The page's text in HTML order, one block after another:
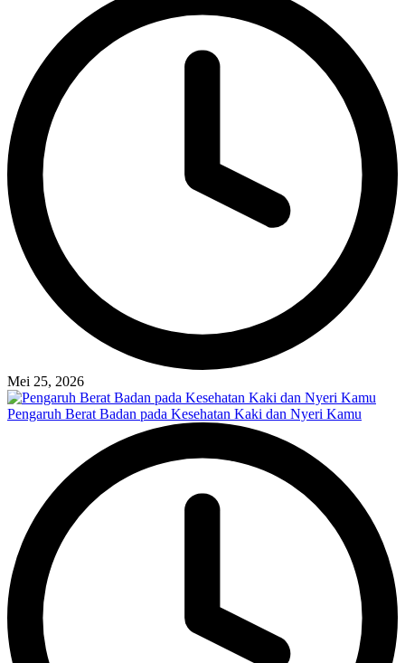
Mei 25, 2026
Pengaruh Berat Badan pada Kesehatan Kaki dan Nyeri Kamu